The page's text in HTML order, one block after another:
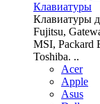
Клавиатуры
Клавиатуры
Fujitsu,
MSI, Packard
Toshiba. ..
Acer
Apple
Asus